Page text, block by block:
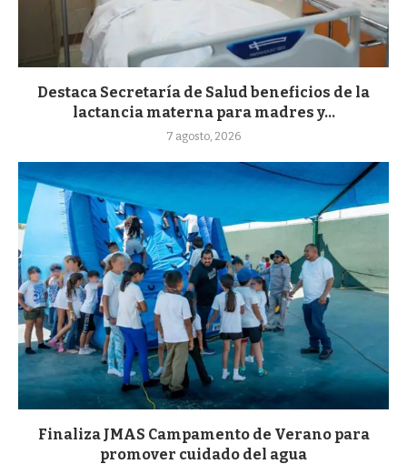
Destaca Secretaría de Salud beneficios de la
lactancia materna para madres y...
7 agosto, 2026
Finaliza JMAS Campamento de Verano para
promover cuidado del agua